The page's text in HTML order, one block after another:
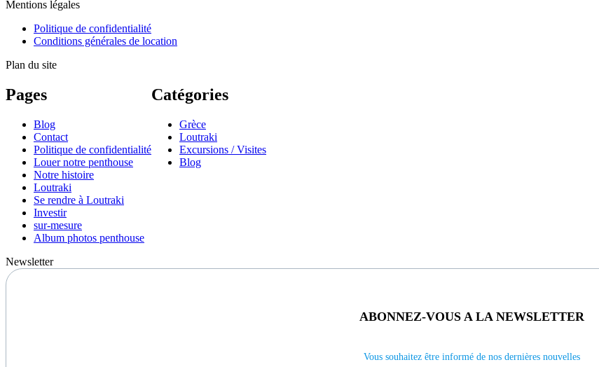
Mentions légales
Politique de confidentialité
Conditions générales de location
Plan du site
Pages
Blog
Contact
Politique de confidentialité
Louer notre penthouse
Notre histoire
Loutraki
Se rendre à Loutraki
Investir
sur-mesure
Album photos penthouse
Catégories
Grèce
Loutraki
Excursions / Visites
Blog
Newsletter
ABONNEZ-VOUS A LA NEWSLETTER
Vous souhaitez être informé de nos dernières nouvelles